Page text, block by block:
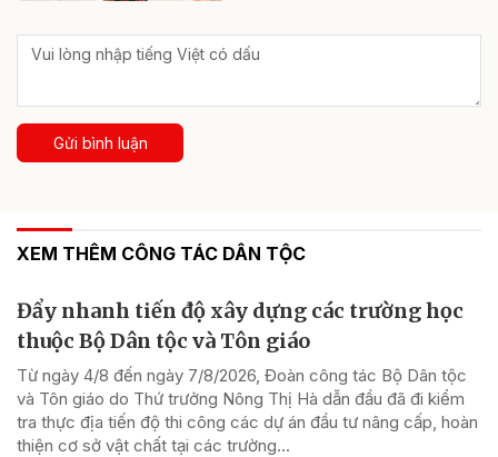
Gửi bình luận
XEM THÊM CÔNG TÁC DÂN TỘC
Đẩy nhanh tiến độ xây dựng các trường học
thuộc Bộ Dân tộc và Tôn giáo
Từ ngày 4/8 đến ngày 7/8/2026, Đoàn công tác Bộ Dân tộc
và Tôn giáo do Thứ trưởng Nông Thị Hà dẫn đầu đã đi kiểm
tra thực địa tiến độ thi công các dự án đầu tư nâng cấp, hoàn
thiện cơ sở vật chất tại các trường...